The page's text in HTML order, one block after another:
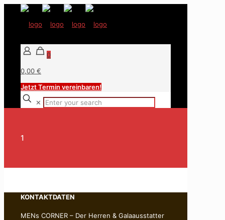
0
0,00 €
Jetzt Termin vereinbaren!
✕
1
KONTAKTDATEN
MENs CORNER – Der Herren & Galaausstatter